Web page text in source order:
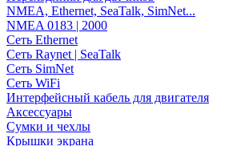
NMEA, Ethernet, SeaTalk, SimNet...
NMEA 0183 | 2000
Сеть Ethernet
Сеть Raynet | SeaTalk
Сеть SimNet
Сеть WiFi
Интерфейсный кабель для двигателя
Аксессуары
Сумки и чехлы
Крышки экрана